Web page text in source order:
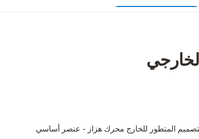
المتطور للخارج محرك هزاز - عنصر أساسي